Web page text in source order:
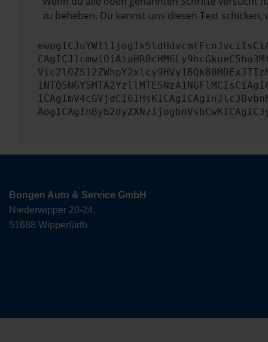
zu beheben. Du kannst uns diesen Text
Bongen Auto & Service GmbH
Niederwipper 20-24,
51688 Wipperfürth